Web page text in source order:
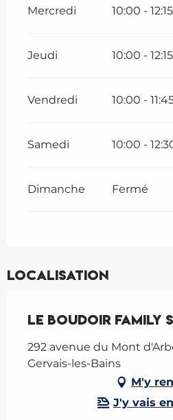
Mercredi 10:00 - 12:15
Jeudi 10:00 - 12:15
Vendredi 10:00 -
Samedi 10:00 -
Dimanche Fermé
Localisation
Le Boudoir family
292 avenue du Mont
Gervais-les-Bains
M'y
J'y vais